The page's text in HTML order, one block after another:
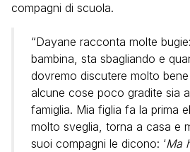
compagni di scuola.
“Dayane racconta molte
bambina, sta sbagliando e
dovremo discutere molto
alcune cose poco gradite sia
famiglia. Mia figlia fa la prima
molto sveglia, torna a casa e
suoi compagni le dicono: ‘Ma